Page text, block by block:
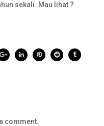
sekali. Mau lihat ?
comment.